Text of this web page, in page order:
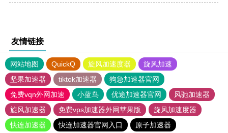
友情链接
网站地图 QuickQ 旋风加速度器
旋风加速
坚果加速器
tiktok加速器
狗急加速器官网
免费vqn外网加速
小蓝鸟 优途加速器官网
风驰加速器
旋风加速器
免费vps加速器外网苹果版
旋风加速度器
快连加速器
快连加速器官网入口 原子加速器